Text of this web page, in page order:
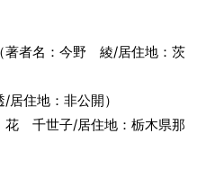
著者名：今野 綾/居住地：茨
住地：非公開）
花 千世子/居住地：栃木県那